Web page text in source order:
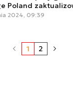
Poland
2024, 09:39
1 2